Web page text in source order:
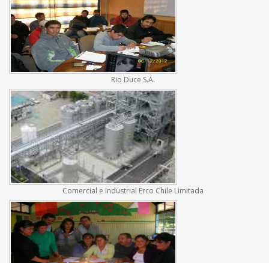
Rio Duce S.A.
Comercial e Industrial Erco Chile Limitada